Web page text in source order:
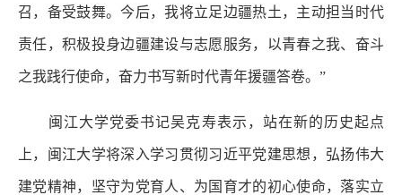
召，备受鼓舞。今后，我将立足边疆热土，主动担当时代
责任，积极投身边疆建设与志愿服务，以青春之我、奋斗
之我践行使命，奋力书写新时代青年援疆答卷。”
闽江大学党委书记吴克寿表示，站在新的历史起点
上，闽江大学将深入学习贯彻习近平党建思想，弘扬伟大
建党精神，坚守为党育人、为国育才的初心使命，落实立